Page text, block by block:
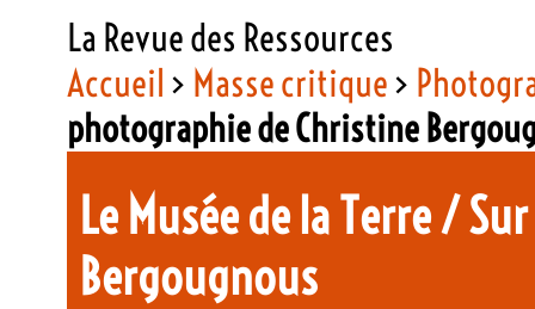
La Revue des Ressources
Accueil > Masse critique>
photographie de Christine
Le Musée de la Terre /
Bergougnous